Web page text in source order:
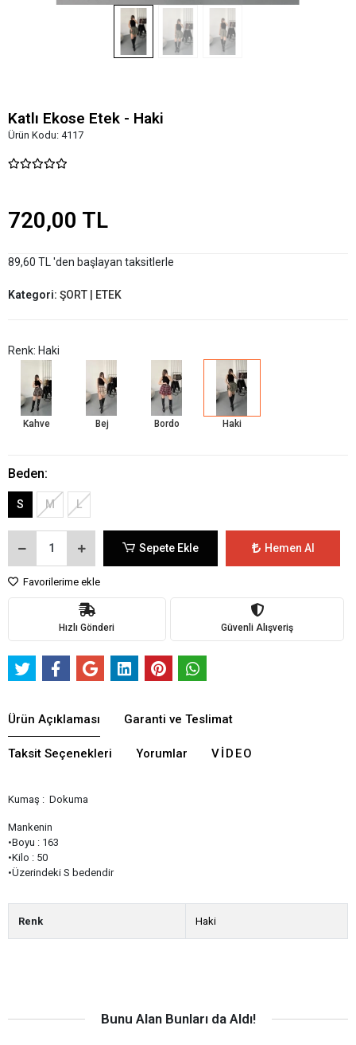
Katlı Ekose Etek - Haki
Ürün Kodu: 4117
720,00 TL
89,60 TL 'den başlayan taksitlerle
Kategori: ŞORT | ETEK
Renk: Haki
Kahve Bej Bordo Haki
Beden:
S M L
Sepete Ekle Hemen Al
Favorilerime ekle
Hızlı Gönderi Güvenli Alışveriş
Ürün Açıklaması Garanti ve Teslimat
Taksit Seçenekleri Yorumlar VIDEO
Kumaş : Dokuma
Mankenin
•Boyu : 163
•Kilo : 50
•Üzerindeki S bedendir
Renk Haki
Bunu Alan Bunları da Aldı!